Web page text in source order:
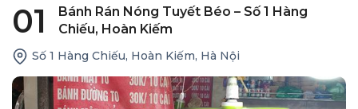
01
Bánh Rán Nóng Tuyết Béo – Số 1 Hàng
Chiếu, Hoàn Kiếm
Số 1 Hàng Chiếu, Hoàn Kiếm, Hà Nội